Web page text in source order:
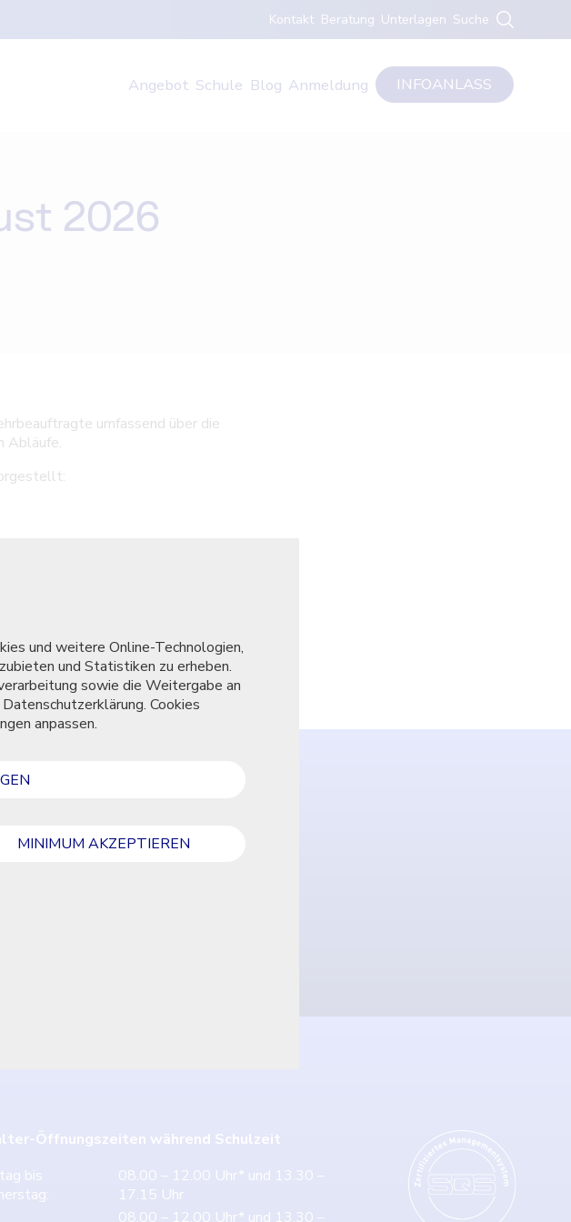
Kontakt Beratung Unterlagen Suche
Angebot Schule Blog Anmeldung INFOANLASS
2026
umfassend über die
Abläufe.
Öffnungszeiten während Schulzeit
bis
08.00 – 12.00 Uhr* und 13.30 –
17.15 Uhr
08.00 – 12.00 Uhr* und 13.30 –
und weitere Online-Technologien,
und Statistiken zu erheben.
sowie die Weitergabe an
Cookies
anpassen.
MINIMUM AKZEPTIEREN
Diese Technologien sind erforderlich um die